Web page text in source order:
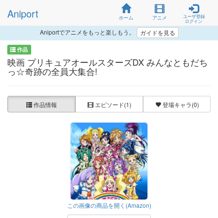
Aniport ホーム アニメ
ユーザ登録
ログイン
Aniportでアニメをもっと楽しもう。 ガイドを見る
作品
映画 プリキュアオールスターズDX みんなともだち
っ☆奇跡の全員大集合!
作品情報 エピソード(1) 登場キャラ(0)
この画像の商品を開く(Amazon)